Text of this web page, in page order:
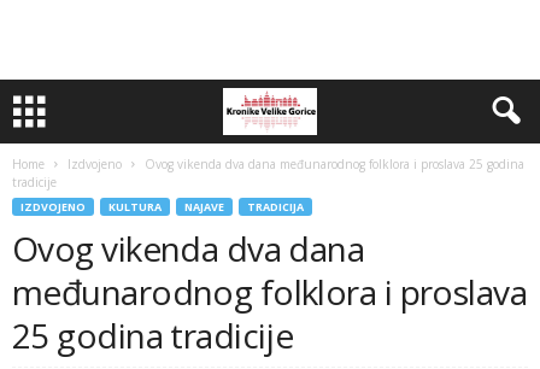
Home Izdvojeno
Ovog vikenda dva dana međunarodnog folklora i proslava 25 godina
tradicije
IZDVOJENO KULTURA NAJAVE TRADICIJA
Ovog vikenda dva dana
međunarodnog folklora i proslava
25 godina tradicije